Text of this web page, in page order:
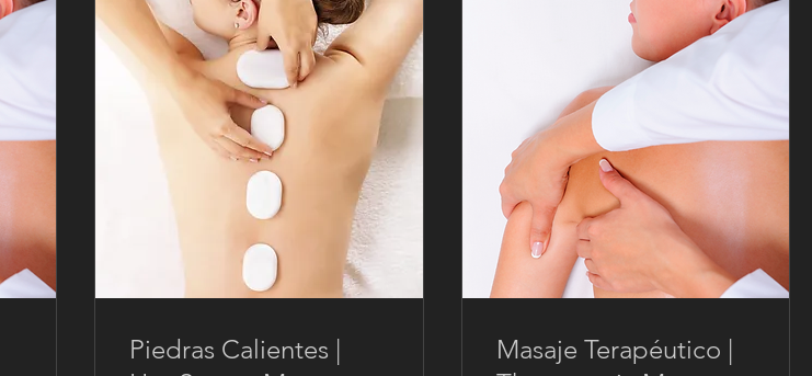
Piedras Calientes |
Masaje Terapéutico |